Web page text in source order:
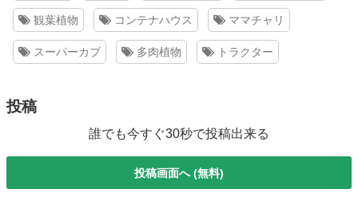
観葉植物 コンテナハウス ママチャリ
スーパーカブ 多肉植物 トラクター
投稿
誰でも今すぐ30秒で投稿出来る
投稿画面へ (無料)